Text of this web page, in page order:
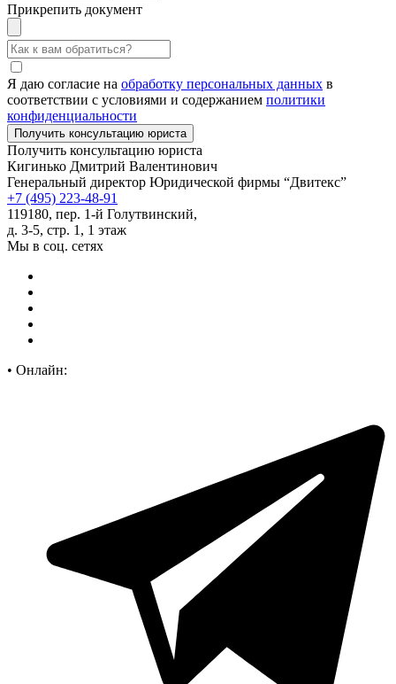
Прикрепить документ
Я даю согласие на обработку персональных данных в
соответствии с условиями и содержанием политики
конфиденциальности
Получить консультацию юриста
Кигинько Дмитрий Валентинович
Генеральный директор Юридической фирмы “Двитекс”
+7 (495) 223-48-91
119180, пер. 1-й Голутвинский,
д. 3-5, стр. 1, 1 этаж
Мы в соц. сетях
• Онлайн: